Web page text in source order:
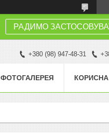
РАДИМО
+380 (98) 947-48-31
ФОТОГАЛЕРЕЯ